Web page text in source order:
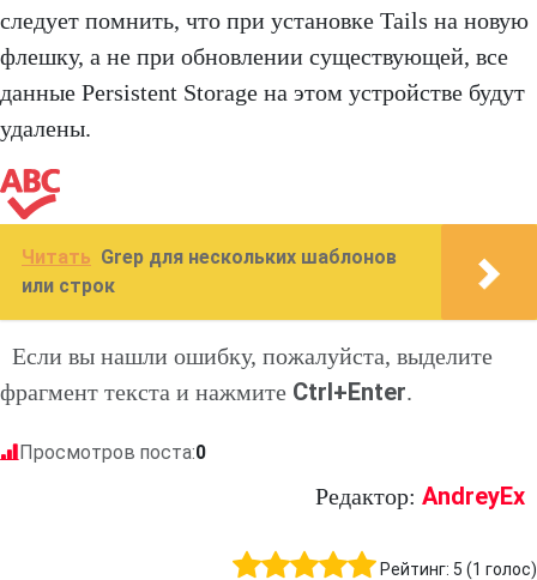
следует помнить, что при установке Tails на новую
флешку, а не при обновлении существующей, все
данные Persistent Storage на этом устройстве будут
удалены.
Читать Grep для нескольких шаблонов
или строк
Если вы нашли ошибку, пожалуйста, выделите
фрагмент текста и нажмите Ctrl+Enter.
Просмотров поста:0
Редактор: AndreyEx
Рейтинг: 5 (1 голос)